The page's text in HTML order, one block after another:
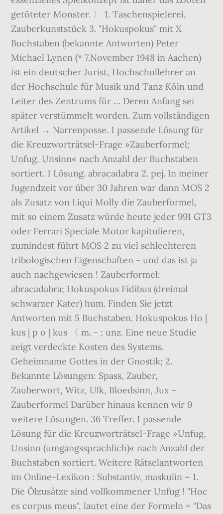
getöteter Monster. 〉 1. Taschenspielerei,
Zauberkunststück 3. "Hokuspokus" mit X
Buchstaben (bekannte Antworten) Peter
Michael Lynen (* 7.November 1948 in Aachen)
ist ein deutscher Jurist, Hochschullehrer an
der Hochschule für Musik und Tanz Köln und
Leiter des Zentrums für … Deren Anfang sei
später verstümmelt worden. Zum vollständigen
Artikel → Nar­ren­pos­se. 1 passende Lösung für
die Kreuzworträtsel-Frage »Zauberformel;
Unfug, Unsinn« nach Anzahl der Buchstaben
sortiert. 1 Lösung. abracadabra 2. pej. In meiner
Jugendzeit vor über 30 Jahren war dann MOS 2
als Zusatz von Liqui Molly die Zauberformel,
mit so einem Zusatz würde heute jeder 991 GT3
oder Ferrari Speciale Motor kapitulieren,
zumindest führt MOS 2 zu viel schlechteren
tribologischen Eigenschaften - und das ist ja
auch nachgewiesen ! Zauberformel:
abracadabra; Hokuspokus Fidibus (dreimal
schwarzer Kater) hum. Finden Sie jetzt
Antworten mit 5 Buchstaben. Hokuspokus Ho |
kus | p o | kus 〈 m. - ; unz. Eine neue Studie
zeigt verdeckte Kosten des Systems.
Geheimname Gottes in der Gnostik; 2.
Bekannte Lösungen: Spass, Zauber,
Zauberwort, Witz, Ulk, Bloedsinn, Jux -
Zauberformel Darüber hinaus kennen wir 9
weitere Lösungen. 36 Treffer. 1 passende
Lösung für die Kreuzworträtsel-Frage »Unfug,
Unsinn (umgangssprachlich)« nach Anzahl der
Buchstaben sortiert. Weitere Rätselantworten
im Online-Lexikon : Substantiv, maskulin – 1.
Die Ölzusätze sind vollkommener Unfug ! "Hoc
es corpus meus", lautet eine der Formeln = "Das